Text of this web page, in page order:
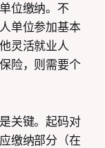
位缴纳。不
单位参加基本
灵活就业人
险，则需要个
关键。起码对
缴纳部分（在